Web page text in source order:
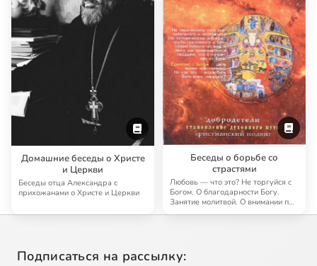
Домашние беседы о Христе
и Церкви
Беседы отца Александра с
прихожанами о Христе и Церкви
Беседы о борьбе со
страстями
Любовь — что это? Не торгуйся с
Богом. О благодарности Богу.
Занятие молитвой. О внимании при
молитв…
Подписаться на рассылку: